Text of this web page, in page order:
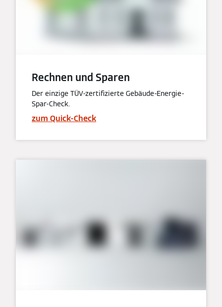
Rechnen und Sparen
Der einzige TÜV-zertifizierte Gebäude-Energie-
Spar-Check.
zum Quick-Check